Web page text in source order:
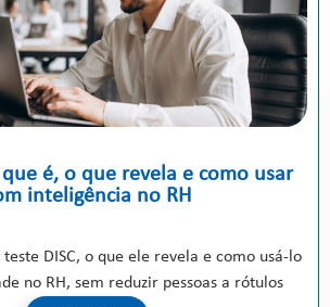
que é, o que revela e como usar
inteligência no RH
teste DISC, o que ele revela e como usá-lo
no RH, sem reduzir pessoas a rótulos